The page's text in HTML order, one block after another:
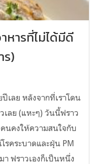
หารที่ไม่ได้มีดี
)
เลย หลังจากที่เราโดน
เลย (แหะๆ) วันนี้ฟราว
คนคงให้ความสนใจกับ
รคระบาดและฝุ่น PM
ฟราวเองก็เป็นหนึ่ง